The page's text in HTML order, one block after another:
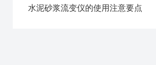
水泥砂浆流变仪的使用注意要点